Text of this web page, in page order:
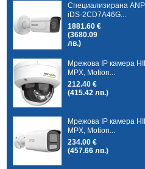
Специализирана
iDS-2CD7A46G...
1881.60 €
(3680.09
лв.)
Мрежова IP камера
MPX, Motion...
212.40 €
(415.42 лв.)
Мрежова IP камера
MPX, Motion...
234.00 €
(457.66 лв.)